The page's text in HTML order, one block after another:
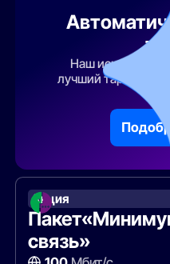
Наш
лучший тарифный
Акция
связь»